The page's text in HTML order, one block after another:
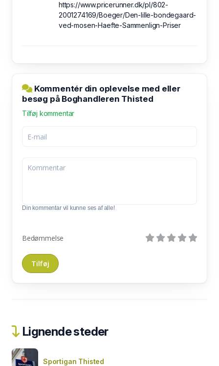
https://www.pricerunner.dk/pl/802-
2001274169/Boeger/Den-lille-bondegaard-
ved-mosen-Haefte-Sammenlign-Priser
Kommentér din oplevelse med eller
besøg på Boghandleren Thisted
Tilføj kommentar
Din kommentar vil kunne ses af alle!
Bedømmelse
Lignende steder
Sportigan Thisted